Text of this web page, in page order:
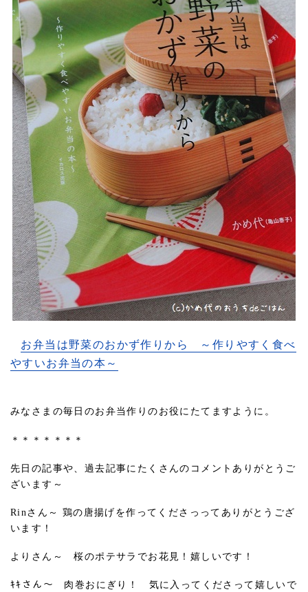
お弁当は野菜のおかず作りから ～作りやすく食べ
やすいお弁当の本～
みなさまの毎日のお弁当作りのお役にたてますように。
＊＊＊＊＊＊＊
先日の記事や、過去記事にたくさんのコメントありがとうご
ざいます～
Rinさん～ 鶏の唐揚げを作ってくださっってありがとうござ
います！
よりさん～ 桜のポテサラでお花見！嬉しいです！
ｷｷさん～ 肉巻おにぎり！ 気に入ってくださって嬉しいで